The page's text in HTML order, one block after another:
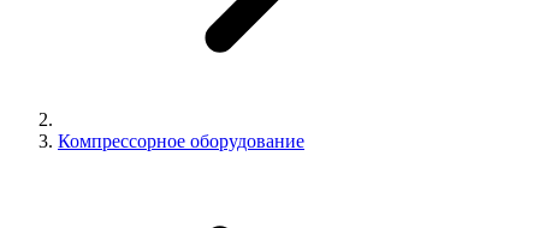
Компрессорное оборудование